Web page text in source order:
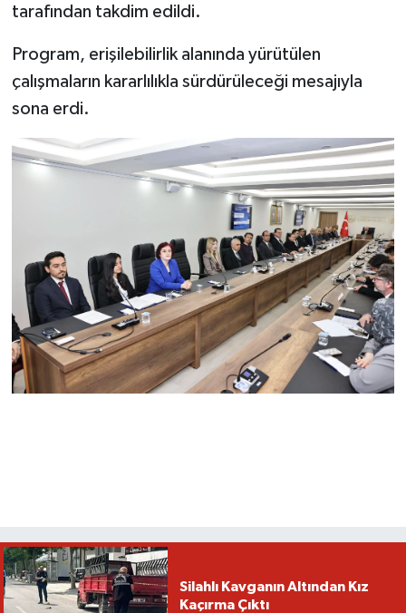
tarafından takdim edildi.
Program, erişilebilirlik alanında yürütülen
çalışmaların kararlılıkla sürdürüleceği mesajıyla
sona erdi.
Silahlı Kavganın Altından Kız
Kaçırma Çıktı